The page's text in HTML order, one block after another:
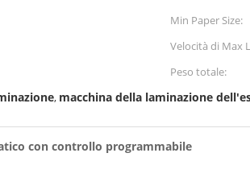
Min Paper Size:
Velocità di Max
Peso totale:
, macchina della laminazione
con controllo programmabile